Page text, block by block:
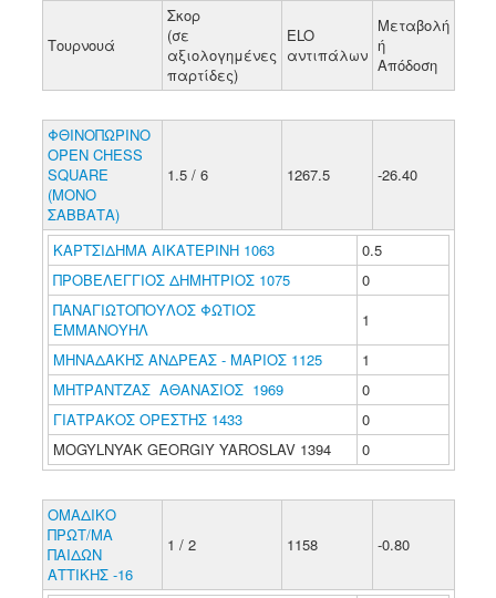
Τουρνουά
Σκορ
(σε
αξιολογημένες
παρτίδες)
ELO
αντιπάλων
Μεταβολή
ή
Απόδοση
ΦΘΙΝΟΠΩΡΙΝΟ
ΟΡΕΝ CHESS
SQUARE
(ΜΟΝΟ
ΣΑΒΒΑΤΑ)
1.5 / 6 1267.5 -26.40
ΚΑΡΤΣΙΔΗΜΑ ΑΙΚΑΤΕΡΙΝΗ 1063
0.5
ΠΡΟΒΕΛΕΓΓΙΟΣ ΔΗΜΗΤΡΙΟΣ 1075
0
ΠΑΝΑΓΙΩΤΟΠΟΥΛΟΣ ΦΩΤΙΟΣ
ΕΜΜΑΝΟΥΗΛ
1
ΜΗΝΑΔΑΚΗΣ ΑΝΔΡΕΑΣ - ΜΑΡΙΟΣ 1125
1
ΜΗΤΡΑΝΤΖΑΣ ΑΘΑΝΑΣΙΟΣ 1969
0
ΓΙΑΤΡΑΚΟΣ ΟΡΕΣΤΗΣ 1433
0
MOGYLNYAK GEORGIY YAROSLAV 1394
0
ΟΜΑΔΙΚΟ
ΠΡΩΤ/ΜΑ
ΠΑΙΔΩΝ
ΑΤΤΙΚΗΣ -16
1 / 2 1158 -0.80